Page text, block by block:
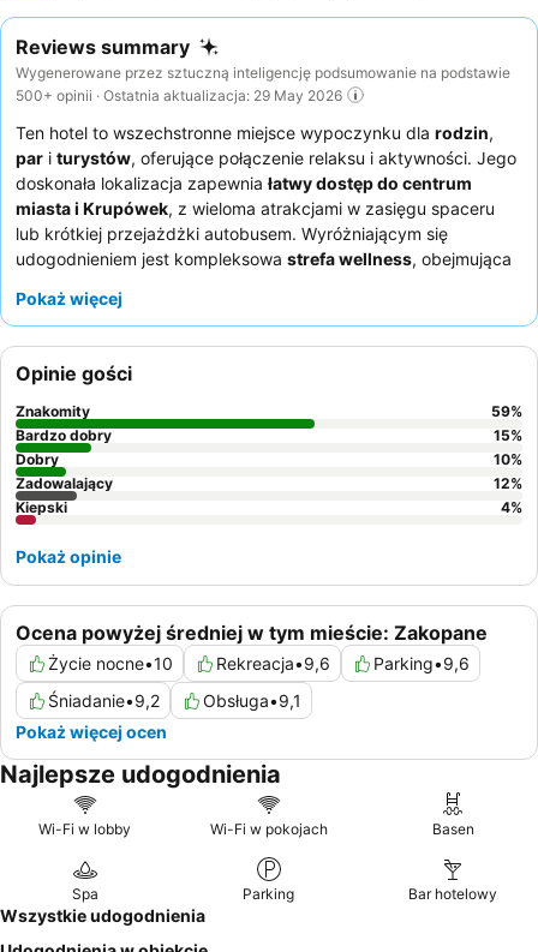
Reviews summary
Wygenerowane przez sztuczną inteligencję podsumowanie na podstawie
500+ opinii · Ostatnia aktualizacja: 29 May 2026
Ten hotel to wszechstronne miejsce wypoczynku dla rodzin,
par i turystów, oferujące połączenie relaksu i aktywności. Jego
doskonała lokalizacja zapewnia łatwy dostęp do centrum
miasta i Krupówek, z wieloma atrakcjami w zasięgu spaceru
lub krótkiej przejażdżki autobusem. Wyróżniającym się
udogodnieniem jest kompleksowa strefa wellness, obejmująca
rozrywkę i relaks dla wszystkich grup wiekowych. Goście
świeże, urozmaicone śniadania w formie bufetu
zapewnić sobie najlepsze wrażenia, warto zarezerwować pokój
na wyższym piętrze, aby podziwiać potencjalne
panoramiczne
widoki na góry
Pokaż więcej
Ocena powyżej średniej w tym mieście: Zakopane
Życie nocne•10 Rekreacja•9,6 Parking•9,6
Śniadanie•9,2 Obsługa•9,1
Pokaż więcej ocen
Opinie gości
Znakomity 59%
Bardzo dobry
15%
Dobry
10%
Zadowalający
12%
Kiepski
4%
Pokaż opinie
Najlepsze udogodnienia
Wi-Fi w lobby Wi-Fi w pokojach Basen
Spa Parking Bar hotelowy
Wszystkie udogodnienia